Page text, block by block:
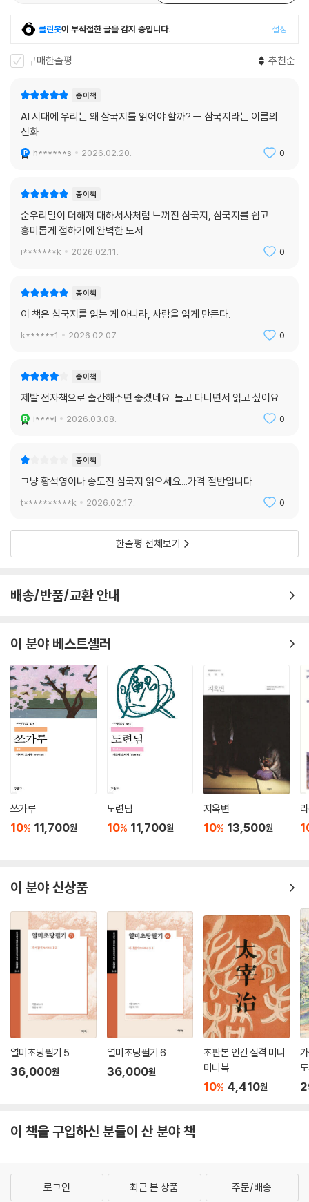
클린봇이 부적절한 글을 감지 중입니다. 설정
구매한줄평 추천순
종이책
AI 시대에 우리는 왜 삼국지를 읽어야 할까? ㅡ 삼국지라는 이름의
신화..
h******s 2026.02.20. 0
종이책
순우리말이 더해져 대하서사처럼 느껴진 삼국지, 삼국지를 쉽고
흥미롭게 접하기에 완벽한 도서
i*******k 2026.02.11. 0
종이책
이 책은 삼국지를 읽는 게 아니라, 사람을 읽게 만든다.
k******1 2026.02.07. 0
종이책
제발 전자책으로 출간해주면 좋겠네요. 들고 다니면서 읽고 싶어요.
i****i 2026.03.08. 0
종이책
그냥 황석영이나 송도진 삼국지 읽으세요...가격 절반입니다
t**********k 2026.02.17. 0
한줄평 전체보기
배송/반품/교환 안내
이 분야 베스트셀러
쓰가루
10% 11,700원
도련님
10% 11,700원
지옥변
10% 13,500원
이 분야 신상품
열미초당필기 5
36,000원
열미초당필기 6
36,000원
초판본 인간 실격 미니
미니북
10% 4,410원
이 책을 구입하신 분들이 산 분야 책
로그인 최근 본 상품 주문/배송